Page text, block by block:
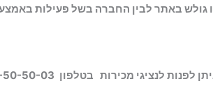
גולש באתר לבין החברה בשל פעילות
לפנות לנציגי מכירות בטלפון 50-50-03